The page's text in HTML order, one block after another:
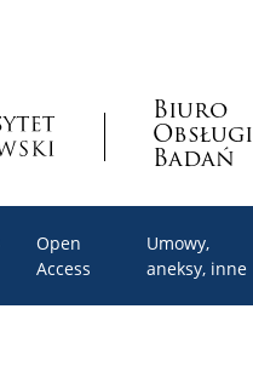
Biuro
Obsługi
Badań
Open
Access
Umowy,
aneksy, inne